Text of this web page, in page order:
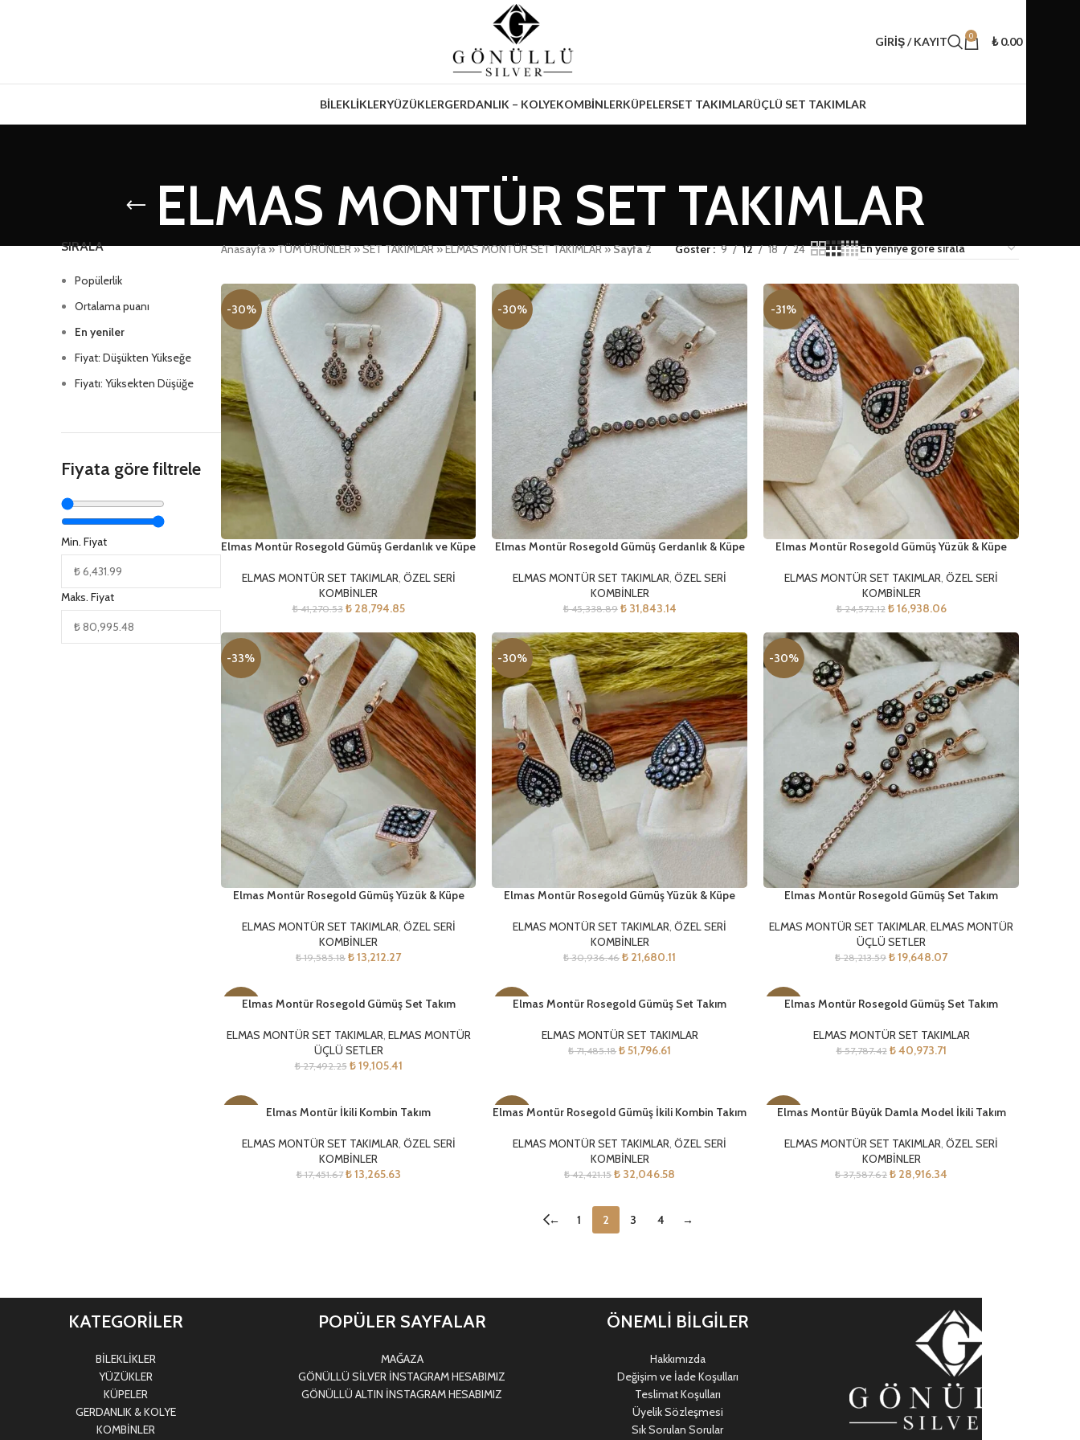
GIRIŞ / KAYIT 0 ₺0.00
BİLEKLİKLERYÜZÜKLERGERDANLIK – KOLYEKOMBİNLERKÜPELERSET TAKIMLARÜÇLÜ SET TAKIMLAR
ELMAS MONTÜR SET TAKIMLAR
SIRALA
Popülerlik
Ortalama puanı
En yeniler
Fiyat: Düşükten Yükseğe
Fiyatı: Yüksekten Düşüğe
Fiyata göre filtrele
Min. Fiyat
Maks. Fiyat
Anasayfa»TÜM ÜRÜNLER»SET TAKIMLAR»ELMAS MONTÜR SET TAKIMLAR»Sayfa 2 Göster 9 12 18 24
-30%
Elmas Montür Rosegold Gümüş Gerdanlık ve Küpe
ELMAS MONTÜR SET TAKIMLAR, ÖZEL SERİ
KOMBİNLER
₺41,270.53 ₺28,794.85
-30%
Elmas Montür Rosegold Gümüş Gerdanlık & Küpe
ELMAS MONTÜR SET TAKIMLAR,ÖZEL SERİ
KOMBİNLER
₺45,338.89 ₺31,843.14
-31%
Elmas Montür Rosegold Gümüş Yüzük & Küpe
ELMAS MONTÜR SET TAKIMLAR,ÖZEL SERİ
KOMBİNLER
₺24,572.12 ₺16,938.06
-33%
Elmas Montür Rosegold Gümüş Yüzük & Küpe
ELMAS MONTÜR SET TAKIMLAR, ÖZEL SERİ
KOMBİNLER
₺19,585.18 ₺13,212.27
-30%
Elmas Montür Rosegold Gümüş Yüzük & Küpe
ELMAS MONTÜR SET TAKIMLAR,ÖZEL SERİ
KOMBİNLER
₺30,936.46 ₺ 21,680.11
-30%
Elmas Montür Rosegold Gümüş Set Takım
ELMAS MONTÜR SET TAKIMLAR,ELMAS MONTÜR
ÜÇLÜ SETLER
₺28,213.59 ₺19,648.07
-31%
Elmas Montür Rosegold Gümüş Set Takım
ELMAS MONTÜR SET TAKIMLAR, ELMAS MONTÜR
ÜÇLÜ SETLER
₺27,492.25 ₺19,105.41
-28%
Elmas Montür Rosegold Gümüş Set Takım
ELMAS MONTÜR SET TAKIMLAR
₺71,485.18 ₺51,796.61
-29%
Elmas Montür Rosegold Gümüş Set Takım
ELMAS MONTÜR SET TAKIMLAR
₺57,787.42 ₺40,973.71
Elmas Montür İkili Kombin Takım
ELMAS MONTÜR SET TAKIMLAR, ÖZEL SERİ
KOMBİNLER
₺17,451.67 ₺13,265.63
-24%
Elmas Montür Rosegold Gümüş İkili Kombin Takım
ELMAS MONTÜR SET TAKIMLAR,ÖZEL SERİ
KOMBİNLER
₺42,421.15 ₺ 32,046.58
-23%
Elmas Montür Büyük Damla Model İkili Takım
ELMAS MONTÜR SET TAKIMLAR,ÖZEL SERİ
KOMBİNLER
₺37,587.62 ₺ 28,916.34
← 1 2 3 4 →
KATEGORİLER
BİLEKLİKLER
YÜZÜKLER
KÜPELER
GERDANLIK & KOLYE
KOMBİNLER
POPÜLER SAYFALAR
MAĞAZA
GÖNÜLLÜ SİLVER İNSTAGRAM HESABIMIZ
GÖNÜLLÜ ALTIN İNSTAGRAM HESABIMIZ
ÖNEMLİ BİLGİLER
Hakkımızda
Değişim ve İade Koşulları
Teslimat Koşulları
Üyelik Sözleşmesi
Sık Sorulan Sorular